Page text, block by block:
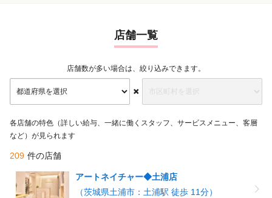
店舗一覧
店舗数が多い場合は、絞り込みできます。
各店舗の特色（詳しい給与、一緒に働くスタッフ、サービスメニュー、客層
など）が見られます
209 件の店舗
アートネイチャー◆土浦店
（茨城県土浦市：土浦駅 徒歩 11分）